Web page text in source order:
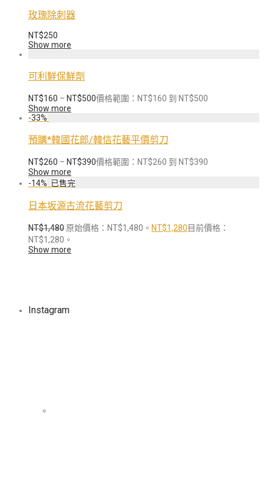
玫瑰除刺器
NT$250
Show more
可利鮮保鮮劑
NT$160 – NT$500價格範圍：NT$160 到 NT$500
Show more
-33%
預購*韓國花郎/韓信花藝平價剪刀
NT$260 – NT$390價格範圍：NT$260 到 NT$390
Show more
-14%
日本坂源古流花藝剪刀
NT$1,480 原始價格：NT$1,480。 NT$1,280 目前價格：
NT$1,280。
Show more
Instagram